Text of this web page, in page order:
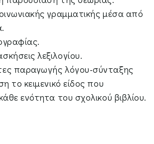
γραμματικής μέσα από
λεξιλογίου.
παραγωγής λόγου-σύνταξης
το κειμενικό είδος που
ενότητα του σχολικού βιβλίου.